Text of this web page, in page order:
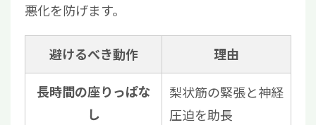
悪化を防げます。
避けるべき動作 理由
長時間の座りっぱな
し
梨状筋の緊張と神経
圧迫を助長